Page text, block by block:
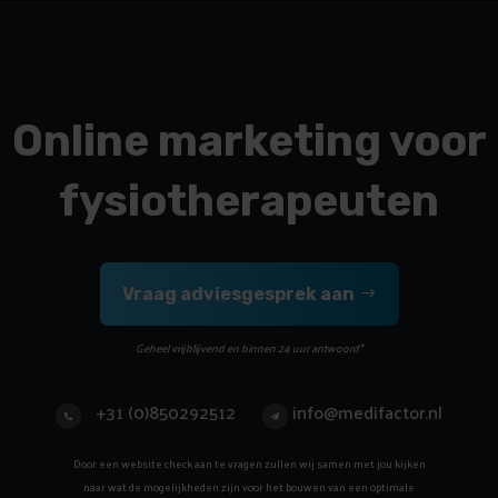
Online marketing voor
fysiotherapeuten
Vraag adviesgesprek aan
Geheel vrijblijvend en binnen 24 uur antwoord*
+31 (0)850292512 info@medifactor.nl
Door een website check aan te vragen zullen wij samen met jou kijken
naar wat de mogelijkheden zijn voor het bouwen van een optimale